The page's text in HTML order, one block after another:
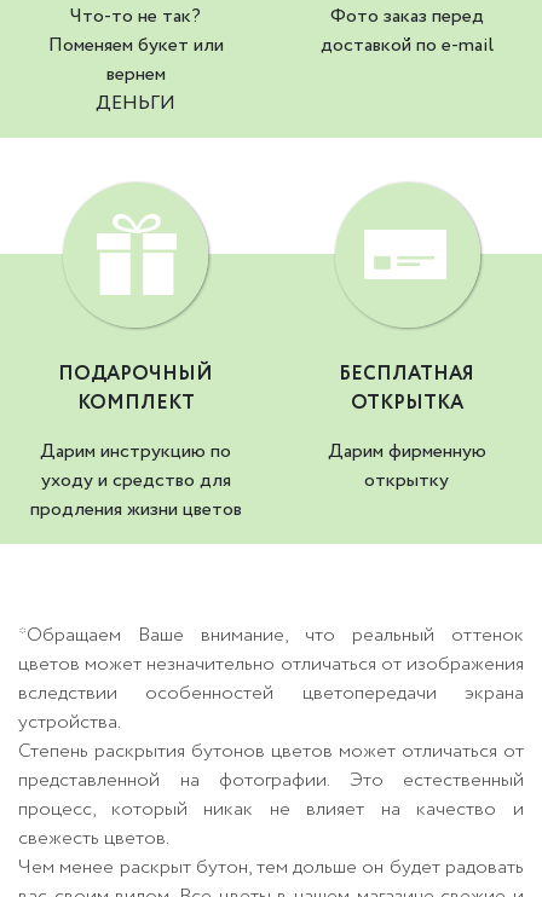
Что-то не так?
Поменяем букет или
вернем
ДЕНЬГИ
Фото заказ перед
доставкой по e-mail
ПОДАРОЧНЫЙ
КОМПЛЕКТ
Дарим инструкцию по
уходу и средство для
продления жизни цветов
БЕСПЛАТНАЯ
ОТКРЫТКА
Дарим фирменную
открытку
*Обращаем Ваше внимание, что реальный оттенок
цветов может незначительно отличаться от изображения
вследствии особенностей цветопередачи экрана
устройства.
Степень раскрытия бутонов цветов может отличаться от
представленной на фотографии. Это естественный
процесс, который никак не влияет на качество и
свежесть цветов.
Чем менее раскрыт бутон, тем дольше он будет радовать